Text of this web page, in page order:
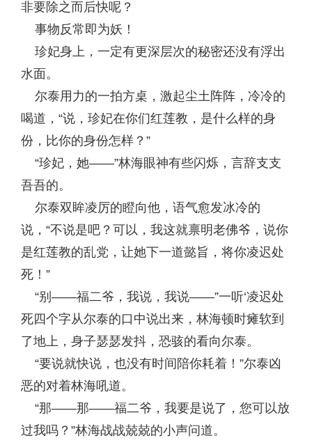
非要除之而后快呢？
事物反常即为妖！
珍妃身上，一定有更深层次的秘密还没有浮出
水面。
尔泰用力的一拍方桌，激起尘土阵阵，冷冷的
喝道，“说，珍妃在你们红莲教，是什么样的身
份，比你的身份怎样？”
“珍妃，她——”林海眼神有些闪烁，言辞支支
吾吾的。
尔泰双眸凌厉的瞪向他，语气愈发冰冷的
说，“不说是吧？可以，我这就禀明老佛爷，说你
是红莲教的乱党，让她下一道懿旨，将你凌迟处
死！”
“别——福二爷，我说，我说——”一听‘凌迟处
死四个字从尔泰的口中说出来，林海顿时瘫软到
了地上，身子瑟瑟发抖，恐骇的看向尔泰。
“要说就快说，也没有时间陪你耗着！”尔泰凶
恶的对着林海吼道。
“那——那——福二爷，我要是说了，您可以放
过我吗？”林海战战兢兢的小声问道。